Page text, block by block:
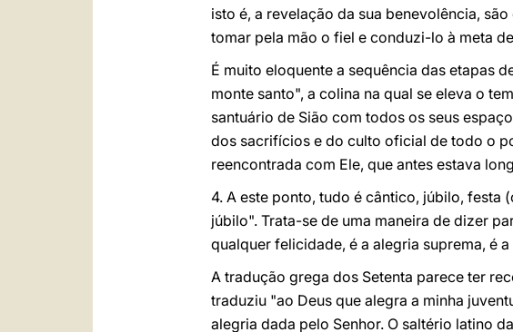
isto é, a revelação da sua benevolência,
tomar pela mão o fiel e conduzi-lo à meta
É muito eloquente a sequência das etapas
monte santo", a colina na qual se eleva o
santuário de Sião com todos os seus
dos sacrifícios e do culto oficial de todo o
reencontrada com Ele, que antes estava
4. A este ponto, tudo é cântico, júbilo, festa
júbilo". Trata-se de uma maneira de dizer
qualquer felicidade, é a alegria suprema, é
A tradução grega dos Setenta parece ter
traduziu "ao Deus que alegra a minha
alegria dada pelo Senhor. O saltério latino